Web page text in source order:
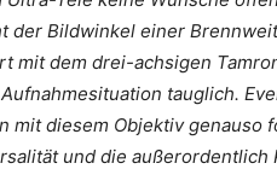
der Bildwinkel einer
mit dem drei-achsigen
tauglich.
mit diesem Objektiv genauso
und die außerordentlich